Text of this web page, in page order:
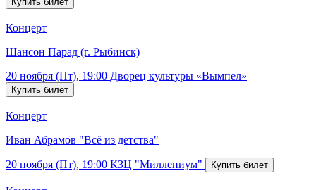
Концерт
Шансон Парад (г. Рыбинск)
20 ноября (Пт), 19:00 Дворец культуры «Вымпел»
Концерт
Иван Абрамов "Всё из детства"
20 ноября (Пт), 19:00 КЗЦ "Миллениум"